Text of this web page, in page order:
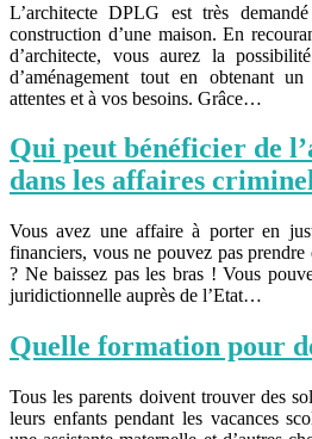
L’architecte DPLG est très
construction d’une maison. En
d’architecte, vous aurez la
d’aménagement tout en obtenant
attentes et à vos besoins. Grâce…
Qui peut bénéficier de
dans les affaires
Vous avez une affaire à porter en
financiers, vous ne pouvez pas
? Ne baissez pas les bras ! Vous
juridictionnelle auprès de l’Etat…
Quelle formation pour
Tous les parents doivent trouver des
leurs enfants pendant les vacances